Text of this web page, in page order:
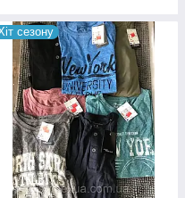
сезону